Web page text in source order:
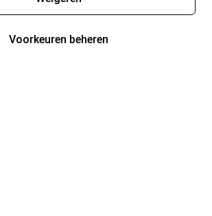
Voorkeuren beheren